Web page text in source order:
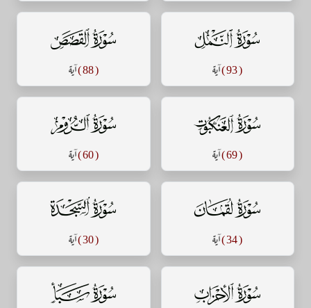
سورة النمل
( 93 ) آية
سورة القصص
( 88 ) آية
سورة العنكبوت
( 69 ) آية
سورة الروم
( 60 ) آية
سورة لقمان
( 34 ) آية
سورة السجدة
( 30 ) آية
سورة الأحزاب سورة سبأ